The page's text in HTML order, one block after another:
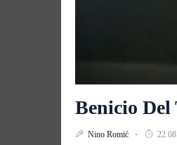
Benicio
Nino Romić